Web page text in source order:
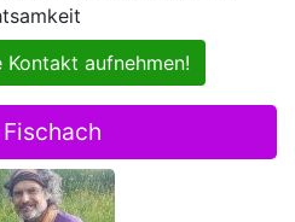
aufnehmen!